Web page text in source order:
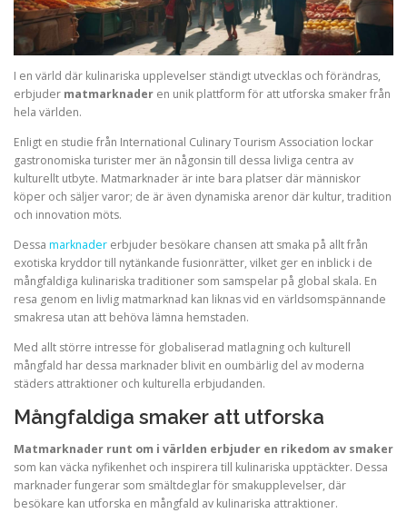
I en värld där kulinariska upplevelser ständigt utvecklas och förändras,
erbjuder matmarknader en unik plattform för att utforska smaker från
hela världen.
Enligt en studie från International Culinary Tourism Association lockar
gastronomiska turister mer än någonsin till dessa livliga centra av
kulturellt utbyte. Matmarknader är inte bara platser där människor
köper och säljer varor; de är även dynamiska arenor där kultur, tradition
och innovation möts.
Dessa marknader erbjuder besökare chansen att smaka på allt från
exotiska kryddor till nytänkande fusionrätter, vilket ger en inblick i de
mångfaldiga kulinariska traditioner som samspelar på global skala. En
resa genom en livlig matmarknad kan liknas vid en världsomspännande
smakresa utan att behöva lämna hemstaden.
Med allt större intresse för globaliserad matlagning och kulturell
mångfald har dessa marknader blivit en oumbärlig del av moderna
städers attraktioner och kulturella erbjudanden.
Mångfaldiga smaker att utforska
Matmarknader runt om i världen erbjuder en rikedom av smaker
som kan väcka nyfikenhet och inspirera till kulinariska upptäckter. Dessa
marknader fungerar som smältdeglar för smakupplevelser, där
besökare kan utforska en mångfald av kulinariska attraktioner.